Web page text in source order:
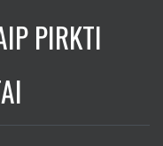
PIRKTI